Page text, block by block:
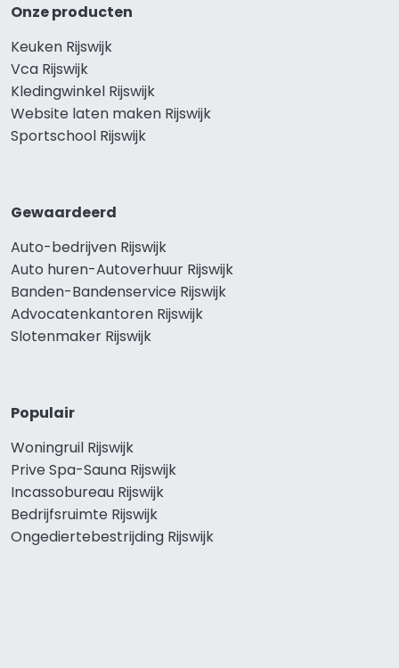
Onze producten
Keuken Rijswijk
Vca Rijswijk
Kledingwinkel Rijswijk
Website laten maken Rijswijk
Sportschool Rijswijk
Gewaardeerd
Auto-bedrijven Rijswijk
Auto huren-Autoverhuur Rijswijk
Banden-Bandenservice Rijswijk
Advocatenkantoren Rijswijk
Slotenmaker Rijswijk
Populair
Woningruil Rijswijk
Prive Spa-Sauna Rijswijk
Incassobureau Rijswijk
Bedrijfsruimte Rijswijk
Ongediertebestrijding Rijswijk